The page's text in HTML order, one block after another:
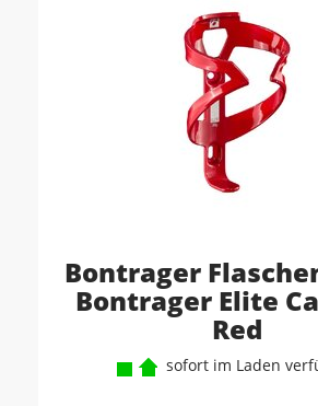
Bontrager
Bontrager Elite
Red
sofort im Laden